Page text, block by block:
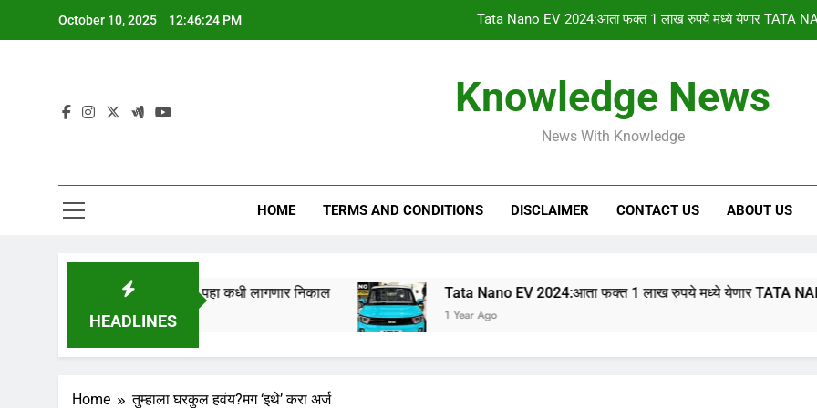
October 10, 2025 12:46:25 PM Tata Nano EV 2024:आता फक्त 1 लाख रुपये मध्ये येणार TATA
gharkul yojana 2024:आपल्या गावची 2023-2024 ची
HSC & SSC Result: 10 वी 12 वी चा निकाल
PM किसान
Knowledge News
News With Knowledge
HOME TERMS AND CONDITIONS DISCLAIMER CONTACT US ABOUT US
HEADLINES
तारखेला लागणार,येथे पहा कधी लागणार निकाल Tata Nano EV 2024:आता फक्त 1 लाख रुपये मध्ये येणार TATA NANO इलेक्ट्रिक
1 Year Ago
Home तुम्हाला घरकुल हवंय?मग ‘इथे’ करा अर्ज